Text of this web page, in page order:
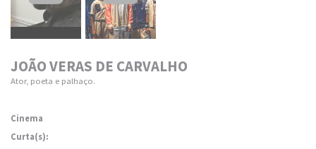
JOÃO VERAS DE CARVALHO
Ator, poeta e palhaço.
Cinema
Curta(s):